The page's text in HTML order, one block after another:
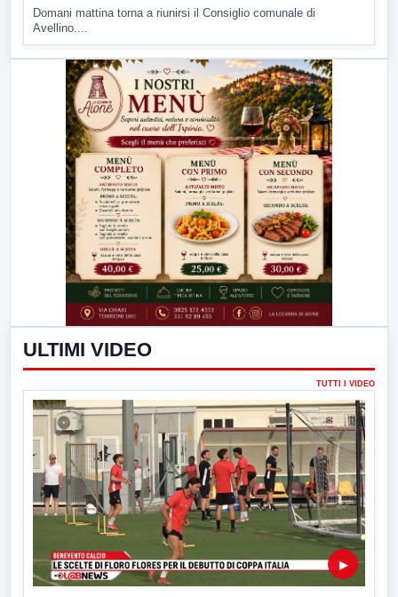
Domani mattina torna a riunirsi il Consiglio comunale di
Avellino....
ULTIMI VIDEO
TUTTI I VIDEO
▶